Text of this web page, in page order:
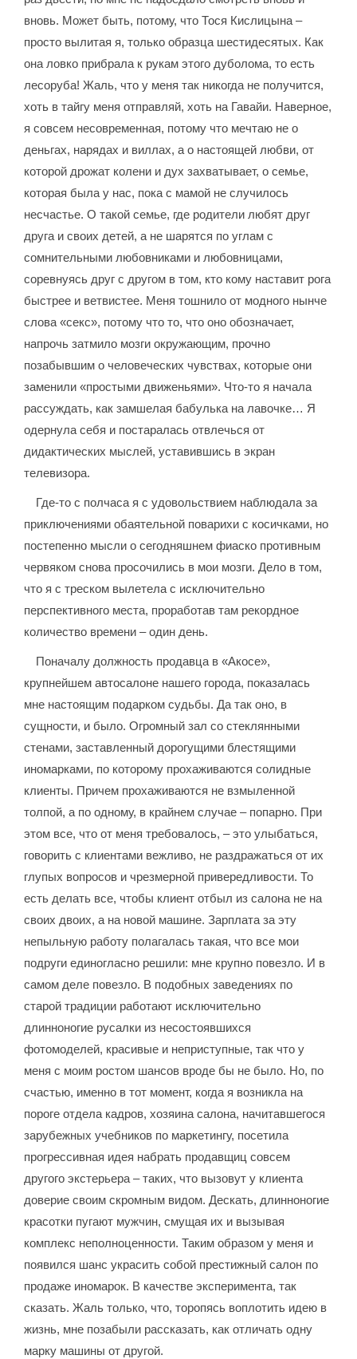
вновь. Может быть, потому, что Тося Кислицына –
просто вылитая я, только образца шестидесятых. Как
она ловко прибрала к рукам этого дуболома, то есть
лесоруба! Жаль, что у меня так никогда не получится,
хоть в тайгу меня отправляй, хоть на Гавайи. Наверное,
я совсем несовременная, потому что мечтаю не о
деньгах, нарядах и виллах, а о настоящей любви, от
которой дрожат колени и дух захватывает, о семье,
которая была у нас, пока с мамой не случилось
несчастье. О такой семье, где родители любят друг
друга и своих детей, а не шарятся по углам с
сомнительными любовниками и любовницами,
соревнуясь друг с другом в том, кто кому наставит рога
быстрее и ветвистее. Меня тошнило от модного нынче
слова «секс», потому что то, что оно обозначает,
напрочь затмило мозги окружающим, прочно
позабывшим о человеческих чувствах, которые они
заменили «простыми движеньями». Что-то я начала
рассуждать, как замшелая бабулька на лавочке… Я
одернула себя и постаралась отвлечься от
дидактических мыслей, уставившись в экран
телевизора.
Где-то с полчаса я с удовольствием наблюдала за
приключениями обаятельной поварихи с косичками, но
постепенно мысли о сегодняшнем фиаско противным
червяком снова просочились в мои мозги. Дело в том,
что я с треском вылетела с исключительно
перспективного места, проработав там рекордное
количество времени – один день.
Поначалу должность продавца в «Акосе»,
крупнейшем автосалоне нашего города, показалась
мне настоящим подарком судьбы. Да так оно, в
сущности, и было. Огромный зал со стеклянными
стенами, заставленный дорогущими блестящими
иномарками, по которому прохаживаются солидные
клиенты. Причем прохаживаются не взмыленной
толпой, а по одному, в крайнем случае – попарно. При
этом все, что от меня требовалось, – это улыбаться,
говорить с клиентами вежливо, не раздражаться от их
глупых вопросов и чрезмерной привередливости. То
есть делать все, чтобы клиент отбыл из салона не на
своих двоих, а на новой машине. Зарплата за эту
непыльную работу полагалась такая, что все мои
подруги единогласно решили: мне крупно повезло. И в
самом деле повезло. В подобных заведениях по
старой традиции работают исключительно
длинноногие русалки из несостоявшихся
фотомоделей, красивые и неприступные, так что у
меня с моим ростом шансов вроде бы не было. Но, по
счастью, именно в тот момент, когда я возникла на
пороге отдела кадров, хозяина салона, начитавшегося
зарубежных учебников по маркетингу, посетила
прогрессивная идея набрать продавщиц совсем
другого экстерьера – таких, что вызовут у клиента
доверие своим скромным видом. Дескать, длинноногие
красотки пугают мужчин, смущая их и вызывая
комплекс неполноценности. Таким образом у меня и
появился шанс украсить собой престижный салон по
продаже иномарок. В качестве эксперимента, так
сказать. Жаль только, что, торопясь воплотить идею в
жизнь, мне позабыли рассказать, как отличать одну
марку машины от другой.